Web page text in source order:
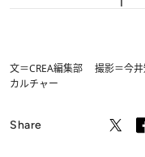
文＝CREA編集部 撮影＝今井
カルチャー
Share